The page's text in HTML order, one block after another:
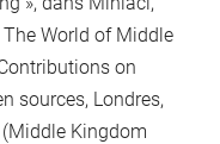
World of Middle
on
sources, Londres,
Kingdom